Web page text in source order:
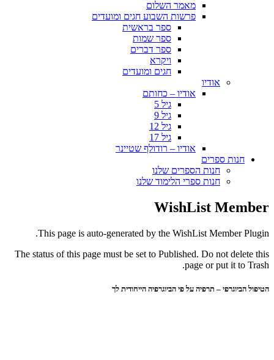
מאמר השלום
פרשות השבוע חגים ומועדים
ספר בראשית
ספר שמות
ספר דברים
ויקרא
חגים ומועדים
אודיו
אודיו – כחותם
גיל 5
גיל 9
גיל 12
גיל 17
אודיו – רודולף שטיינר
חנות ספרים
חנות הספרים שלנו
חנות ספרי הלימוד שלנו
WishList Member
This page is auto-generated by the WishList Member Plugin.
The status of this page must be set to Published. Do not delete this
page or put it to Trash.
הטיפול הביוגרפי – תרפיה על פי הביוגרפיה הייחודית לך